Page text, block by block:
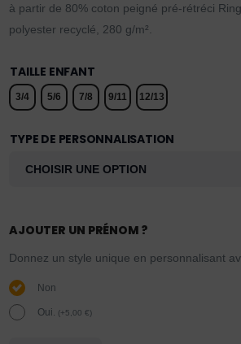
à partir de 80% coton peigné pré-rétréci
polyester recyclé, 280 g/m².
TAILLE ENFANT
3/4 5/6 7/8 9/11 12/13
TYPE DE PERSONNALISATION
AJOUTER UN PRÉNOM ?
Donnez un style unique en personnalisant
Non
Oui. (+5,00€)